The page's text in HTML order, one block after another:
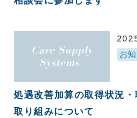
お
処遇改善加算の取得状況
取り組みについて